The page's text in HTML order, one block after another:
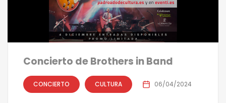
Concierto de Brothers in Band
CONCIERTO CULTURA 06/04/2024